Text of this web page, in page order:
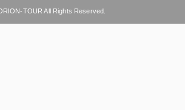
TOUR All Rights Reserved.